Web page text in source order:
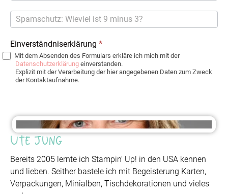
Einverständniserklärung *
Mit dem Absenden des Formulars erkläre ich mich mit der
Datenschutzerklärung einverstanden.
Explizit mit der Verarbeitung der hier angegebenen Daten zum Zweck
der Kontaktaufnahme.
Ute Jung
Bereits 2005 lernte ich Stampin’ Up! in den USA kennen
und lieben. Seither bastele ich mit Begeisterung Karten,
Verpackungen, Minialben, Tischdekorationen und vieles